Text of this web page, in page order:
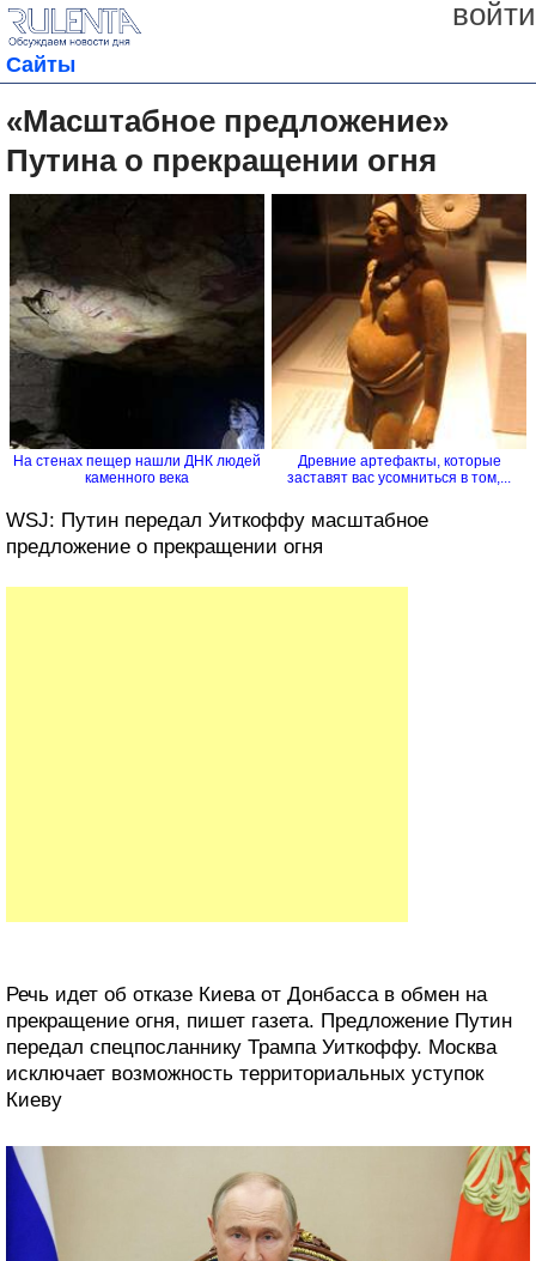
войти
Сайты
«Масштабное предложение»
Путина о прекращении огня
На стенах пещер нашли ДНК людей
каменного века
Древние артефакты, которые
заставят вас усомниться в том,...
WSJ: Путин передал Уиткоффу масштабное
предложение о прекращении огня
Речь идет об отказе Киева от Донбасса в обмен на
прекращение огня, пишет газета. Предложение Путин
передал спецпосланнику Трампа Уиткоффу. Москва
исключает возможность территориальных уступок
Киеву